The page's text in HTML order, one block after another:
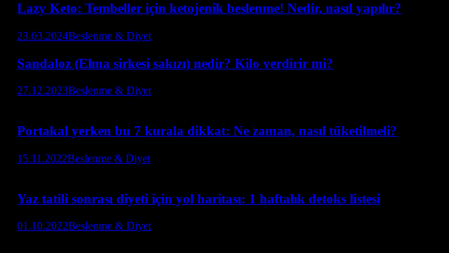
Lazy Keto: Tembeller için ketojenik beslenme! Nedir, nasıl yapılır?
23.03.2024Beslenme & Diyet
Sandaloz (Elma sirkesi sakızı) nedir? Kilo verdirir mi?
27.12.2023Beslenme & Diyet
Portakal yerken bu 7 kurala dikkat: Ne zaman, nasıl tüketilmeli?
15.11.2022Beslenme & Diyet
Yaz tatili sonrası diyeti için yol haritası: 1 haftalık detoks listesi
01.10.2022Beslenme & Diyet